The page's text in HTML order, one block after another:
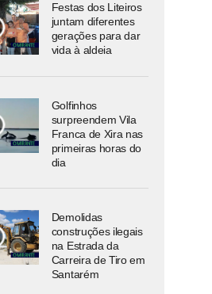
Festas dos Liteiros
juntam diferentes
gerações para dar
vida à aldeia
Golfinhos
surpreendem Vila
Franca de Xira nas
primeiras horas do
dia
Demolidas
construções ilegais
na Estrada da
Carreira de Tiro em
Santarém